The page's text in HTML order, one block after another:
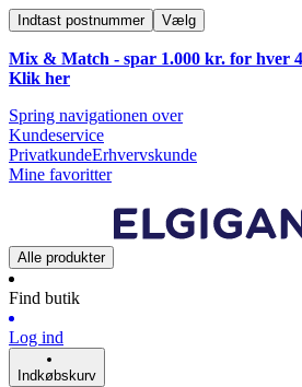
Indtast postnummer Vælg
Mix & Match - spar 1.000 kr. for hver
Klik her
Spring navigationen over
Kundeservice
PrivatkundeErhvervskunde
Mine favoritter
Alle produkter
Find butik
Log ind
Indkøbskurv